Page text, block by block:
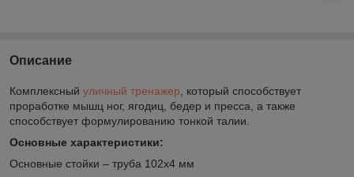
Описание
Комплексный уличный тренажер , который способствует
проработке мышц ног, ягодиц, бедер и пресса, а также
способствует формулированию тонкой талии.
Основные характеристики:
Основные стойки – труба 102х4 мм